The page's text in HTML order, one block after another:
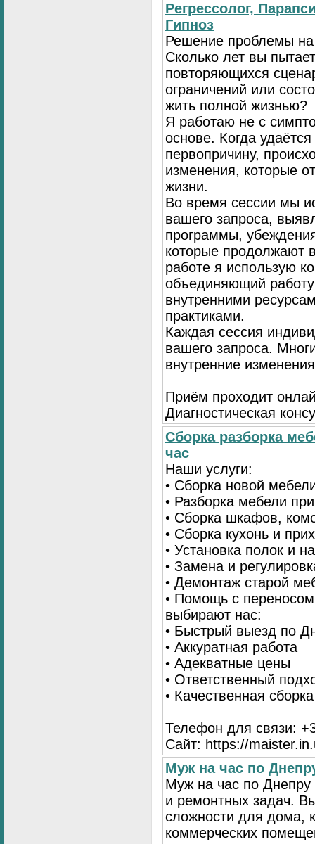
Регрессолог,
Гипноз
Решение проблемы на
Сколько лет вы
повторяющихся
ограничений или
жить полной жизнью?
Я работаю не с
основе. Когда
первопричину,
изменения, которые
жизни.
Во время сессии мы
вашего запроса,
программы,
которые продолжают
работе я использую
объединяющий
внутренними
практиками.
Каждая сессия
вашего запроса.
внутренние
Приём проходит
Диагностическая
Сборка разборка
час
Наши услуги:
• Сборка новой
• Разборка мебели
• Сборка шкафов,
• Сборка кухонь и
• Установка полок и
• Замена и
• Демонтаж старой
• Помощь с
выбирают нас:
• Быстрый выезд по
• Аккуратная работа
• Адекватные цены
• Ответственный
• Качественная
Телефон для связи:
Сайт: https://
Муж на час по
Муж на час по
и ремонтных задач.
сложности для дома,
коммерческих